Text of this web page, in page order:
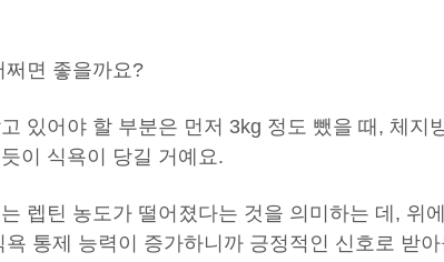
쩌면 좋을까요?
있어야 할 부분은 먼저 3kg 정도 뺐을 때, 체지
이 식욕이 당길 거예요.
렙틴 농도가 떨어졌다는 것을 의미하는 데, 위
욕 통제 능력이 증가하니까 긍정적인 신호로 받